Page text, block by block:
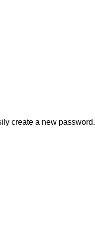
create a new password.